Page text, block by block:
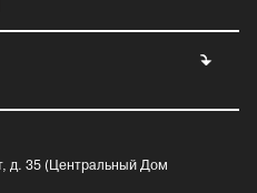
д. 35 (Центральный Дом